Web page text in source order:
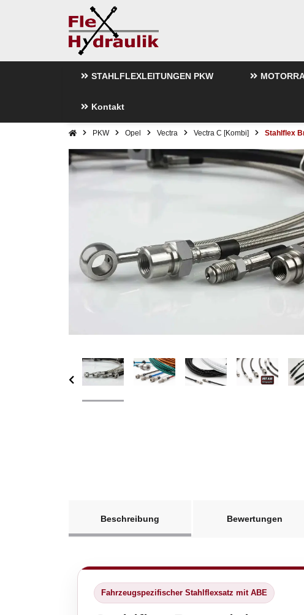
STAHLFLEXLEITUNGEN PKW
Kontakt
PKW Opel Vectra Vectra C [Kombi] Stahlflex
Beschreibung
Bewertungen
Fahrzeugspezifischer Stahlflexsatz mit ABE